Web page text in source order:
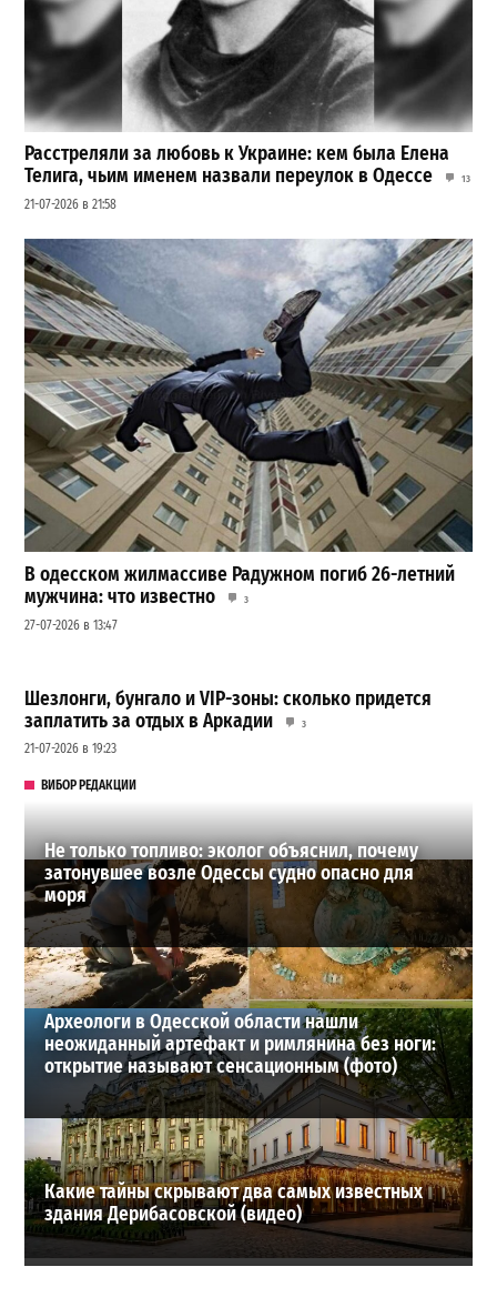
Расстреляли за любовь к Украине: кем была Елена
Телига, чьим именем назвали переулок в Одессе
13
21-07-2026 в 21:58
В одесском жилмассиве Радужном погиб 26-летний
мужчина: что известно
3
27-07-2026 в 13:47
Шезлонги, бунгало и VIP-зоны: сколько придется
заплатить за отдых в Аркадии
3
21-07-2026 в 19:23
ВИБОР РЕДАКЦИИ
Не только топливо: эколог объяснил, почему
затонувшее возле Одессы судно опасно для
моря
Археологи в Одесской области нашли
неожиданный артефакт и римлянина без ноги:
открытие называют сенсационным (фото)
Какие тайны скрывают два самых известных
здания Дерибасовской (видео)